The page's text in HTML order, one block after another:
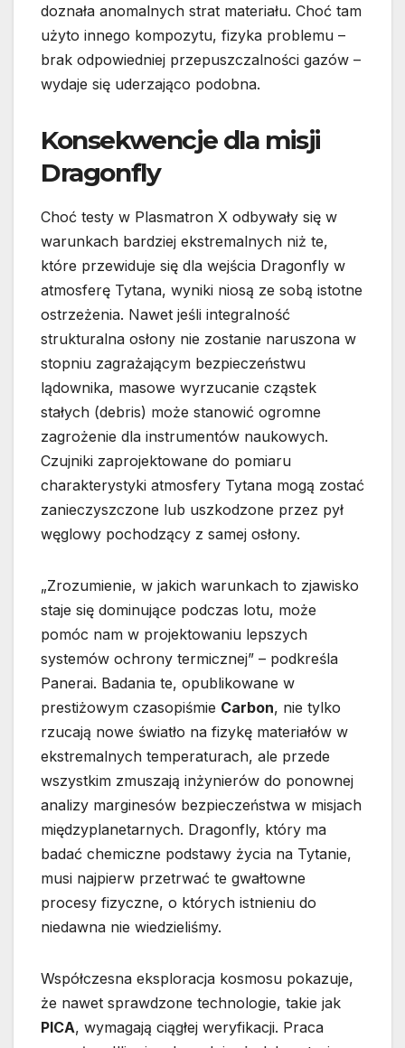
doznała anomalnych strat materiału. Choć tam
użyto innego kompozytu, fizyka problemu –
brak odpowiedniej przepuszczalności gazów –
wydaje się uderzająco podobna.
Konsekwencje dla misji
Dragonfly
Choć testy w Plasmatron X odbywały się w
warunkach bardziej ekstremalnych niż te,
które przewiduje się dla wejścia Dragonfly w
atmosferę Tytana, wyniki niosą ze sobą istotne
ostrzeżenia. Nawet jeśli integralność
strukturalna osłony nie zostanie naruszona w
stopniu zagrażającym bezpieczeństwu
lądownika, masowe wyrzucanie cząstek
stałych (debris) może stanowić ogromne
zagrożenie dla instrumentów naukowych.
Czujniki zaprojektowane do pomiaru
charakterystyki atmosfery Tytana mogą zostać
zanieczyszczone lub uszkodzone przez pył
węglowy pochodzący z samej osłony.
„Zrozumienie, w jakich warunkach to zjawisko
staje się dominujące podczas lotu, może
pomóc nam w projektowaniu lepszych
systemów ochrony termicznej” – podkreśla
Panerai. Badania te, opublikowane w
prestiżowym czasopiśmie Carbon, nie tylko
rzucają nowe światło na fizykę materiałów w
ekstremalnych temperaturach, ale przede
wszystkim zmuszają inżynierów do ponownej
analizy marginesów bezpieczeństwa w misjach
międzyplanetarnych. Dragonfly, który ma
badać chemiczne podstawy życia na Tytanie,
musi najpierw przetrwać te gwałtowne
procesy fizyczne, o których istnieniu do
niedawna nie wiedzieliśmy.
Współczesna eksploracja kosmosu pokazuje,
że nawet sprawdzone technologie, takie jak
PICA, wymagają ciągłej weryfikacji. Praca